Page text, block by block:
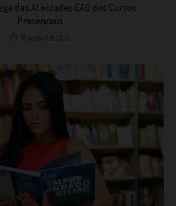
das Atividades EAD dos Cursos
Presenciais
18 de abril de 2024